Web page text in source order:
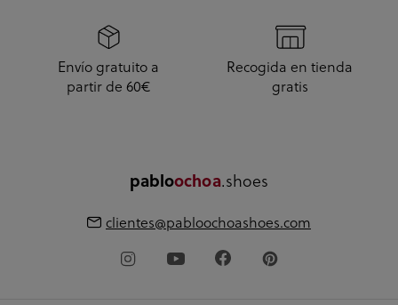
Envío gratuito a
partir de 60€
Recogida en tienda
gratis
pabloochoa.shoes
clientes@pabloochoashoes.com